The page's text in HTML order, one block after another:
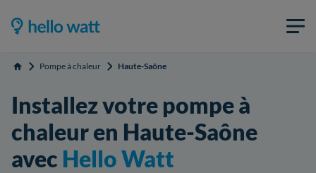
Accueil Pompe à chaleur Haute-Saône
Installez votre pompe à
chaleur en Haute-Saône
avec Hello Watt